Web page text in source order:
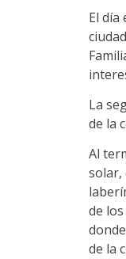
7.
El
La
de la
Al
solar,
de
de la